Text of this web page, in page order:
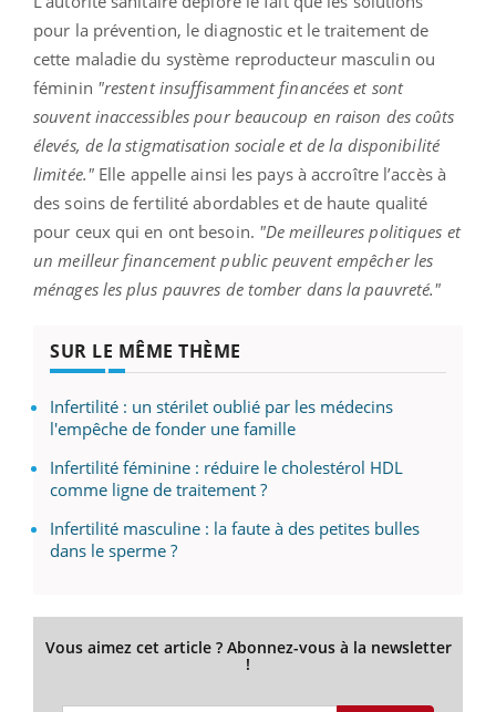
pour la prévention, le diagnostic et le traitement de
cette maladie du système reproducteur masculin ou
féminin "restent insuffisamment financées et sont
souvent inaccessibles pour beaucoup en raison des coûts
élevés, de la stigmatisation sociale et de la disponibilité
limitée."Elle appelle ainsi les pays à accroître l’accès à
des soins de fertilité abordables et de haute qualité
pour ceux qui en ont besoin. "De meilleures politiques et
un meilleur financement public peuvent empêcher les
ménages les plus pauvres de tomber dans la pauvreté."
SUR LE MÊME THÈME
Infertilité : un stérilet oublié par les médecins
l'empêche de fonder une famille
Infertilité féminine : réduire le cholestérol HDL
comme ligne de traitement ?
Infertilité masculine : la faute à des petites bulles
dans le sperme ?
Vous aimez cet article ? Abonnez-vous à la newsletter
!